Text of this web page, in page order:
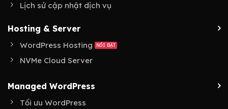
Lịch sử cập nhật dịch vụ
Hosting & Server
WordPress Hosting
NVMe Cloud Server
Managed WordPress
Tối ưu WordPress